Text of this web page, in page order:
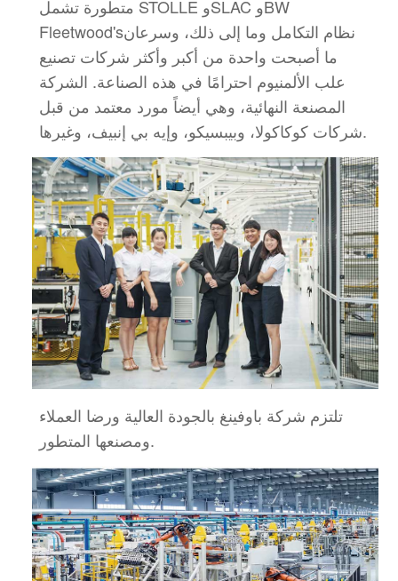
متطورة تشمل STOLLE وSLAC وBW
Fleetwood'sنظام التكامل وما إلى ذلك، وسرعان
ما أصبحت واحدة من أكبر وأكثر شركات تصنيع
علب الألمنيوم احترامًا في هذه الصناعة. الشركة
المصنعة النهائية، وهي أيضاً مورد معتمد من قبل
شركات كوكاكولا، وبيبسيكو، وإيه بي إنبيف، وغيرها.
تلتزم شركة باوفينغ بالجودة العالية ورضا العملاء
ومصنعها المتطور.